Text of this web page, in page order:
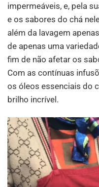
impermeáveis, e, pela
e os sabores do chá
além da lavagem
de apenas uma
fim de não afetar os
Com as contínuas
os óleos essenciais do
brilho incrível.